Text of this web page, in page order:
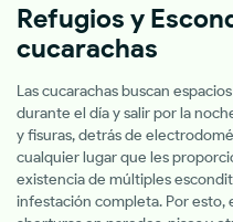
Refugios y
cucarachas
Las cucarachas buscan
durante el día y salir por la
y fisuras, detrás de
cualquier lugar que les
existencia de múltiples
infestación completa. Por esto,